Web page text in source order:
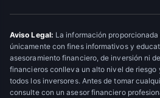
Aviso Legal: La información
únicamente con fines informativos y
asesoramiento financiero, de inversión ni
financieros conlleva un alto nivel de riesgo
todos los inversores. Antes de tomar
consulte con un asesor financiero